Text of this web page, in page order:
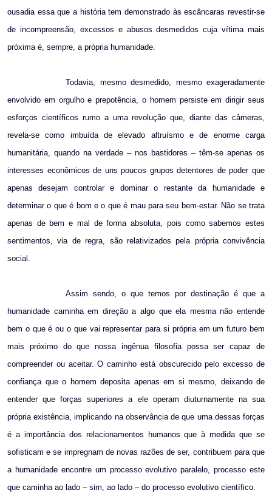
ousadia essa que a história tem demonstrado às escâncaras revestir-se
de incompreensão, excessos e abusos desmedidos cuja vítima mais
próxima é, sempre, a própria humanidade.
Todavia, mesmo desmedido, mesmo exageradamente
envolvido em orgulho e prepotência, o homem persiste em dirigir seus
esforços científicos rumo a uma revolução que, diante das câmeras,
revela-se como imbuída de elevado altruísmo e de enorme carga
humanitária, quando na verdade – nos bastidores – têm-se apenas os
interesses econômicos de uns poucos grupos detentores de poder que
apenas desejam controlar e dominar o restante da humanidade e
determinar o que é bom e o que é mau para seu bem-estar. Não se trata
apenas de bem e mal de forma absoluta, pois como sabemos estes
sentimentos, via de regra, são relativizados pela própria convivência
social.
Assim sendo, o que temos por destinação é que a
humanidade caminha em direção a algo que ela mesma não entende
bem o que é ou o que vai representar para si própria em um futuro bem
mais próximo do que nossa ingênua filosofia possa ser capaz de
compreender ou aceitar. O caminho está obscurecido pelo excesso de
confiança que o homem deposita apenas em si mesmo, deixando de
entender que forças superiores a ele operam diuturnamente na sua
própria existência, implicando na observância de que uma dessas forças
é a importância dos relacionamentos humanos que à medida que se
sofisticam e se impregnam de novas razões de ser, contribuem para que
a humanidade encontre um processo evolutivo paralelo, processo este
que caminha ao lado – sim, ao lado – do processo evolutivo científico.